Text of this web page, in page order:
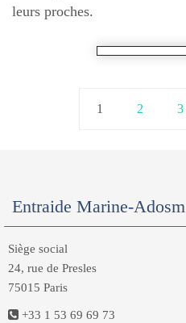
leurs proches.
1 2 3
Entraide Marine-Adosm
Siège social
24, rue de Presles
75015 Paris
+33 1 53 69 69 73